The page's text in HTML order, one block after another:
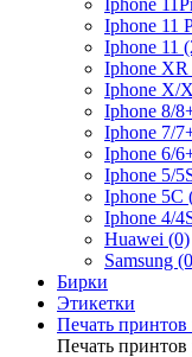
Iphone
Iphone 11
Iphone 11
Iphone XR
Iphone X/
Iphone 8/
Iphone 7/
Iphone 6/
Iphone 5/
Iphone 5C
Iphone 4/
Huawei (0)
Samsung
Бирки
Этикетки
Печать принтов
Печать принтов